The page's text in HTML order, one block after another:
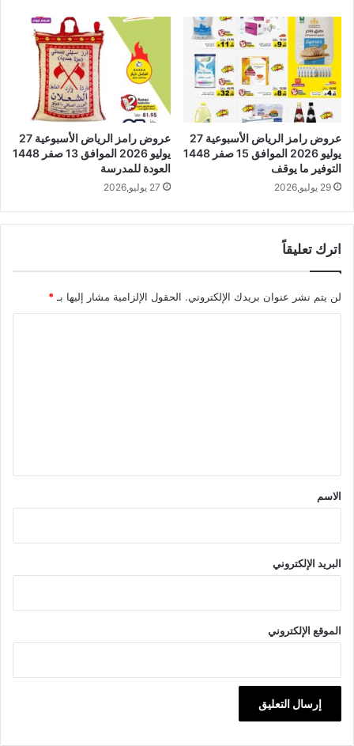
عروض رامز الرياض الأسبوعية 27
يوليو 2026 الموافق 15 صفر 1448
التوفير ما يوقف
29 يوليو,2026
عروض رامز الرياض الأسبوعية 27
يوليو 2026 الموافق 13 صفر 1448
العودة للمدرسة
27 يوليو,2026
اترك تعليقاً
لن يتم نشر عنوان بريدك الإلكتروني. الحقول الإلزامية مشار إليها بـ *
*
الاسم
البريد الإلكتروني
الموقع الإلكتروني